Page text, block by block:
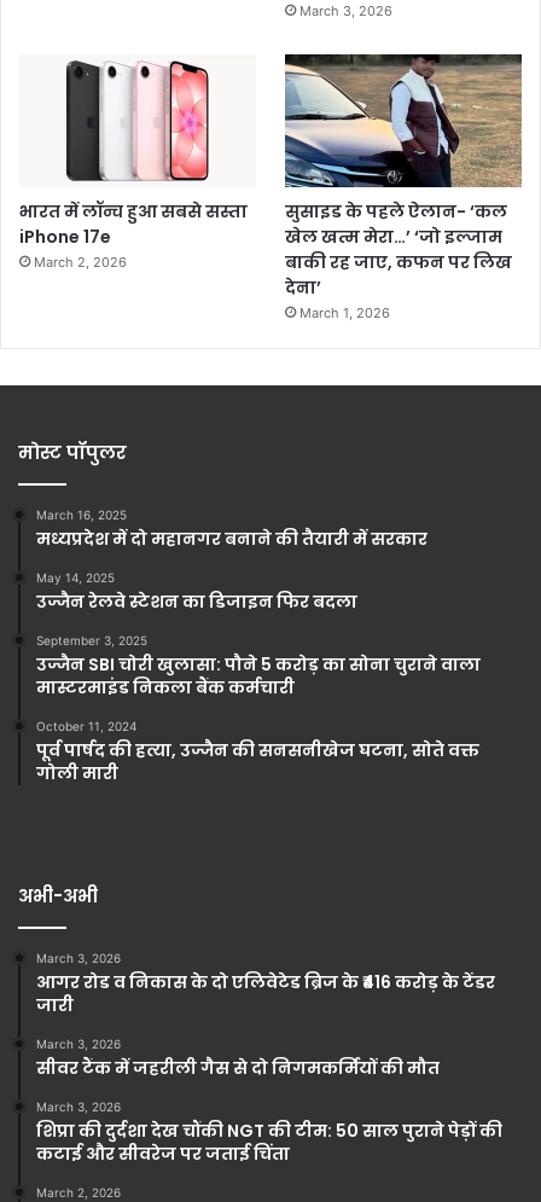
March 3, 2026
भारत में लॉन्च हुआ सबसे सस्ता
iPhone 17e
March 2, 2026
सुसाइड के पहले ऐलान- ‘कल
खेल खत्म मेरा…’ ‘जो इल्जाम
बाकी रह जाए, कफन पर लिख
देना’
March 1, 2026
मोस्ट पॉपुलर
March 16, 2025
मध्यप्रदेश में दो महानगर बनाने की तैयारी में सरकार
May 14, 2025
उज्जैन रेलवे स्टेशन का डिजाइन फिर बदला
September 3, 2025
उज्जैन SBI चोरी खुलासा: पौने 5 करोड़ का सोना चुराने वाला
मास्टरमाइंड निकला बैंक कर्मचारी
October 11, 2024
पूर्व पार्षद की हत्या, उज्जैन की सनसनीखेज घटना, सोते वक्त
गोली मारी
अभी-अभी
March 3, 2026
आगर रोड व निकास के दो एलिवेटेड ब्रिज के ₹416 करोड़ के टेंडर
जारी
March 3, 2026
सीवर टैंक में जहरीली गैस से दो निगमकर्मियों की मौत
March 3, 2026
शिप्रा की दुर्दशा देख चौंकी NGT की टीम: 50 साल पुराने पेड़ों की
कटाई और सीवरेज पर जताई चिंता
March 2, 2026